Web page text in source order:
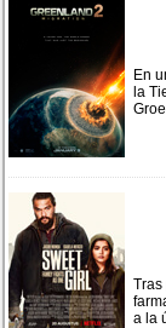
En
la
a la